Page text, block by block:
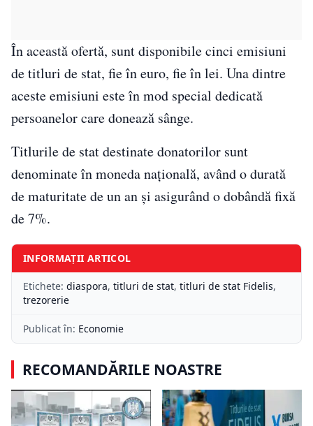
În această ofertă, sunt disponibile cinci emisiuni
de titluri de stat, fie în euro, fie în lei. Una dintre
aceste emisiuni este în mod special dedicată
persoanelor care donează sânge.
Titlurile de stat destinate donatorilor sunt
denominate în moneda națională, având o durată
de maturitate de un an și asigurând o dobândă fixă
de 7%.
INFORMAȚII ARTICOL
Etichete: diaspora, titluri de stat, titluri de stat Fidelis,
trezorerie
Publicat în: Economie
RECOMANDĂRILE NOASTRE